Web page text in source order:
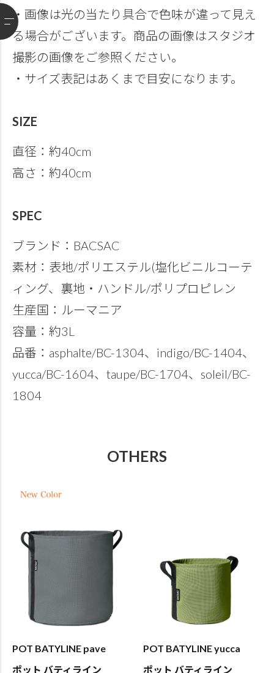
・画像は光の当たり具合で色味が違って見え
る場合がございます。商品の画像はスタジオ
撮影の画像をご参照ください。
・サイズ表記はあくまで目安になります。
SIZE
直径：約40cm
高さ：約40cm
SPEC
ブランド：BACSAC
素材：表地/ポリエステル(塩化ビニルコーテ
ィング、裏地・ハンドル/ポリプロピレン
生産国：ルーマニア
容量：約3L
品番：asphalte/BC-1304、indigo/BC-1404、
yucca/BC-1604、taupe/BC-1704、soleil/BC-
1804
OTHERS
POT BATYLINE pave
ポット バティライン
POT BATYLINE yucca
ポット バティライン